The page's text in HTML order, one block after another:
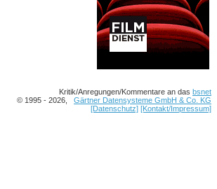
Kritik/Anregungen/Kommentare an das bsnet
© 1995 - 2026, Gärtner Datensysteme GmbH & Co. KG
[Datenschutz] [Kontakt/Impressum]